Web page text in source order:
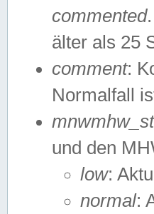
commented
älter als 25
comment:
Normalfall
mnwmhw_st
und den
low:
normal: